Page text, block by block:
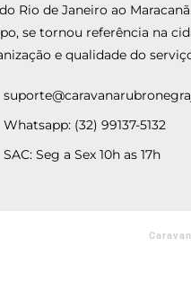
Rio de Janeiro ao
se tornou referência na
e qualidade do
Whatsapp: (32) 99137-5132
SAC: Seg a Sex 10h as 17h